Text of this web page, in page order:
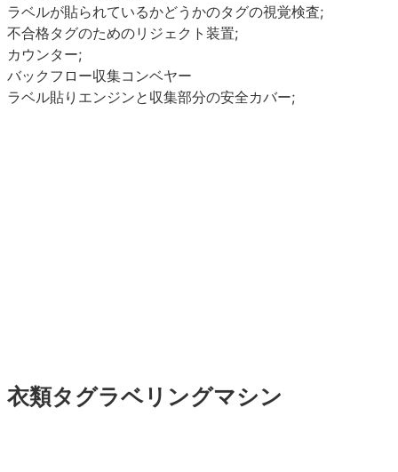
ラベルが貼られているかどうかのタグの視覚検査;
不合格タグのためのリジェクト装置;
カウンター;
バックフロー収集コンベヤー
ラベル貼りエンジンと収集部分の安全カバー;
衣類タグラベリングマシン